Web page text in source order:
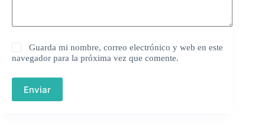
Guarda mi nombre, correo electrónico y web en este
navegador para la próxima vez que comente.
Enviar